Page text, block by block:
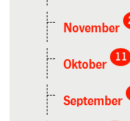
November
Oktober
11
September